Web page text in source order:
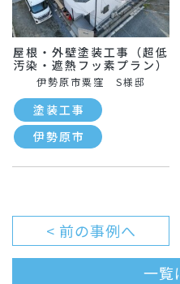
屋根・外壁塗装工事（超低
汚染・遮熱フッ素プラン）
伊勢原市粟窪 S様邸
塗装工事
伊勢原市
< 前の事例へ
一覧